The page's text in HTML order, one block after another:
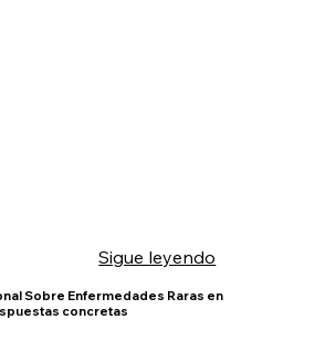
Sigue leyendo
Sobre Enfermedades Raras en
concretas